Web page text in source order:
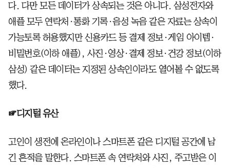
다. 다만 모든 데이터가 상속되는 것은 아니다. 삼성전자와
애플 모두 연락처·통화 기록·음성 녹음 같은 자료는 상속이
가능토록 허용했지만 신용카드 등 결제 정보·게임 아이템·
비밀번호(이하 애플), 사진·영상·결제 정보·건강 정보(이하
삼성) 같은 데이터는 지정된 상속인이라도 열어볼 수 없도록
했다.
☞디지털 유산
고인이 생전에 온라인이나 스마트폰 같은 디지털 공간에 남
긴 흔적을 말한다. 스마트폰 속 연락처와 사진, 주고받은 이